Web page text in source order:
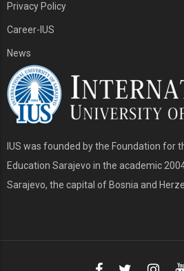
Privacy Policy
Career-IUS
News
IUS was founded by the Foundation for
Education Sarajevo in the academic
Sarajevo, the capital of Bosnia and